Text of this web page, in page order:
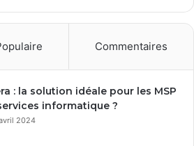
Commentaires
: la solution idéale pour les MSP
informatique ?
2024